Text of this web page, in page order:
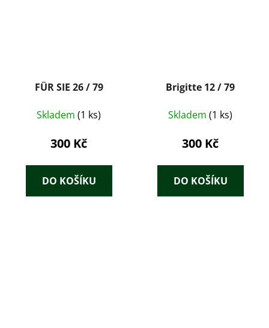
FÜR SIE 26 / 79
Skladem (1 ks)
300 Kč
DO KOŠÍKU
Brigitte 12 / 79
Skladem (1 ks)
300 Kč
DO KOŠÍKU